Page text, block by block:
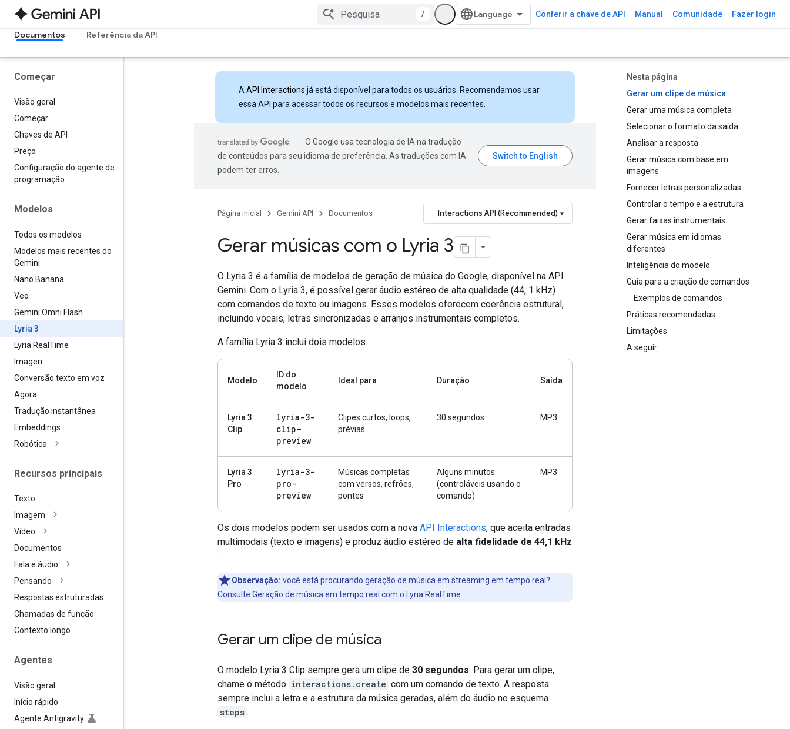
/ Conferir a chave de API Manual Comunidade Fazer login
Documentos Referência da API
Começar
Visão geral
Começar
Chaves de API
Preço
Configuração do agente de
programação
Modelos
Todos os modelos
Modelos mais recentes do
Gemini
Nano Banana
Veo
Gemini Omni Flash
Lyria 3
Lyria Real Time
Imagen
Conversão texto em voz
Agora
Tradução instantânea
Embeddings
Robótica
Recursos principais
Texto
Imagem
Vídeo
Documentos
Fala e áudio
Pensando
Respostas estruturadas
Chamadas de função
Contexto longo
Agentes
Visão geral
Início rápido
Agente Antigravity
Nesta página
Gerar um clipe de música
Gerar uma música completa
Selecionar o formato da saída
Analisar a resposta
Gerar música com base em
imagens
Fornecer letras personalizadas
Controlar o tempo e a estrutura
Gerar faixas instrumentais
Gerar música em idiomas
diferentes
Inteligência do modelo
Guia para a criação de comandos
Exemplos de comandos
Práticas recomendadas
Limitações
A seguir
A API Interactions já está disponível para todos os usuários. Recomendamos usar
essa API para acessar todos os recursos e modelos mais recentes.
O Google usa tecnologia de IA na tradução
de conteúdos para seu idioma de preferência. As traduções com IA
podem ter erros.
Página inicial Gemini API Documentos Interactions API (Recommended)
Gerar músicas com o Lyria 3
O Lyria 3 é a família de modelos de geração de música do Google, disponível na API
Gemini. Com o Lyria 3, é possível gerar áudio estéreo de alta qualidade (44, 1 kHz)
com comandos de texto ou imagens. Esses modelos oferecem coerência estrutural,
incluindo vocais, letras sincronizadas e arranjos instrumentais completos.
A família Lyria 3 inclui dois modelos:
Modelo
ID do
modelo
Ideal para Duração Saída
Lyria 3
Clip
lyria-3-
clip-
preview
Clipes curtos, loops,
prévias
30 segundos MP3
Lyria 3
Pro
lyria-3-
pro-
preview
Músicas completas
com versos, refrões,
pontes
Alguns minutos
(controláveis usando o
comando)
MP3
Os dois modelos podem ser usados com a nova API Interactions, que aceita entradas
multimodais (texto e imagens) e produz áudio estéreo de alta fidelidade de 44,1 kHz
.
Observação: você está procurando geração de música em streaming em tempo real?
Consulte Geração de música em tempo real com o Lyria RealTime
Gerar um clipe de música
O modelo Lyria 3 Clip sempre gera um clipe de 30 segundos. Para gerar um clipe,
chame o método interactions.create com um comando de texto. A resposta
sempre inclui a letra e a estrutura da música geradas, além do áudio no esquema
steps .